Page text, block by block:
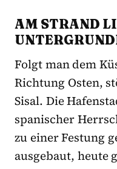
AM STRAND
Folgt man dem
Richtung Osten,
Sisal. Die
spanischer
zu einer Festung
ausgebaut, heute